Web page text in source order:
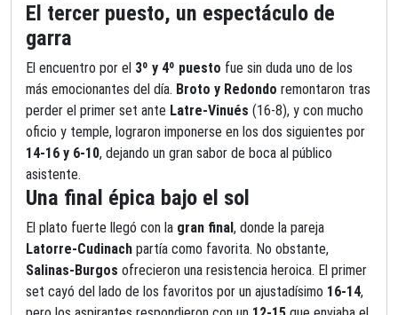
El tercer puesto, un espectáculo de
garra
El encuentro por el 3º y 4º puesto fue sin duda uno de los
más emocionantes del día. Broto y Redondo remontaron tras
perder el primer set ante Latre-Vinués (16-8), y con mucho
oficio y temple, lograron imponerse en los dos siguientes por
14-16 y 6-10, dejando un gran sabor de boca al público
asistente.
Una final épica bajo el sol
El plato fuerte llegó con la gran final, donde la pareja
Latorre-Cudinach partía como favorita. No obstante,
Salinas-Burgos ofrecieron una resistencia heroica. El primer
set cayó del lado de los favoritos por un ajustadísimo 16-14,